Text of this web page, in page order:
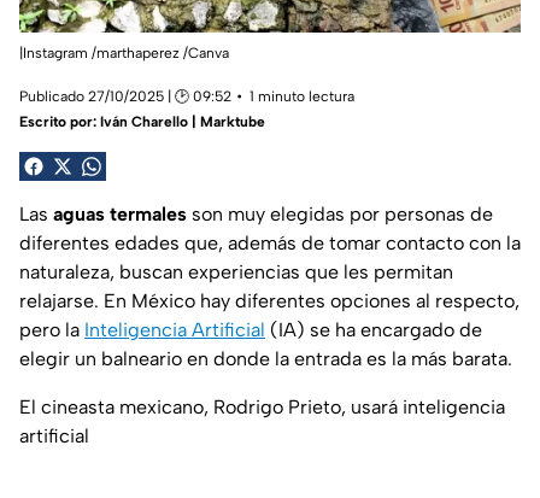
|Instagram /marthaperez /Canva
Publicado 27/10/2025 | 🕑 09:52
1 minuto lectura
Escrito por: Iván Charello | Marktube
Las aguas termales son muy elegidas por personas de
diferentes edades que, además de tomar contacto con la
naturaleza, buscan experiencias que les permitan
relajarse. En México hay diferentes opciones al respecto,
pero la Inteligencia Artificial (IA) se ha encargado de
elegir un balneario en donde la entrada es la más barata.
El cineasta mexicano, Rodrigo Prieto, usará inteligencia
artificial